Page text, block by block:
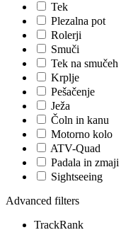
Tek
Plezalna pot
Rolerji
Smuči
Tek na smučeh
Krplje
Pešačenje
Ježa
Čoln in kanu
Motorno kolo
ATV-Quad
Padala in zmaji
Sightseeing
Advanced filters
TrackRank